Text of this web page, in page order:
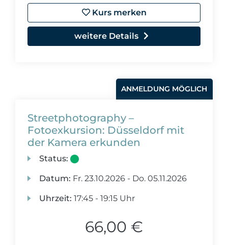
Kurs merken
weitere Details
ANMELDUNG MÖGLICH
Streetphotography –
Fotoexkursion: Düsseldorf mit
der Kamera erkunden
Status:
Datum: Fr. 23.10.2026 - Do. 05.11.2026
Uhrzeit: 17:45 - 19:15 Uhr
66,00 €